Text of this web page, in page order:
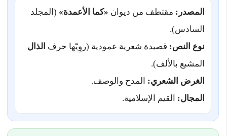
المصدر: مقتطف من ديوان «كما الأعمدة» (المجلد
السادس).
نوع النص: قصيدة شعرية عمودية (روِيّها حرف الذال
المشبع بالألف).
الغرض الشعري: المدح والوصف.
المجال: القيم الإسلامية.